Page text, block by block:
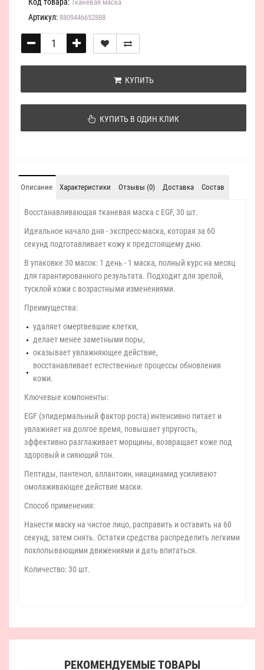
Тканевая маска
Артикул: 8809446652888
КУПИТЬ
КУПИТЬ В ОДИН КЛИК
Описание Характеристики Отзывы (0) Доставка Состав
Восстанавливающая тканевая маска с EGF, 30 шт.
Идеальное начало дня - экспресс-маска, которая за 60
секунд подготавливает кожу к предстоящему дню.
В упаковке 30 масок: 1 день - 1 маска, полный курс на месяц
для гарантированного результата. Подходит для зрелой,
тусклой кожи с возрастными изменениями.
Преимущества:
удаляет омертвевшие клетки,
делает менее заметными поры,
оказывает увлажняющее действие,
восстанавливает естественные процессы обновления
кожи.
Ключевые компоненты:
EGF (эпидермальный фактор роста) интенсивно питает и
увлажняет на долгое время, повышает упругость,
эффективно разглаживает морщины, возвращает коже под
здоровый и сияющий тон.
Пептиды, пантенол, аллантоин, ниацинамид усиливают
омолаживающее действие маски.
Способ применения:
Нанести маску на чистое лицо, расправить и оставить на 60
секунд, затем снять. Остатки средства распределить легкими
похлопывающими движениями и дать впитаться.
Количество: 30 шт.
РЕКОМЕНДУЕМЫЕ ТОВАРЫ